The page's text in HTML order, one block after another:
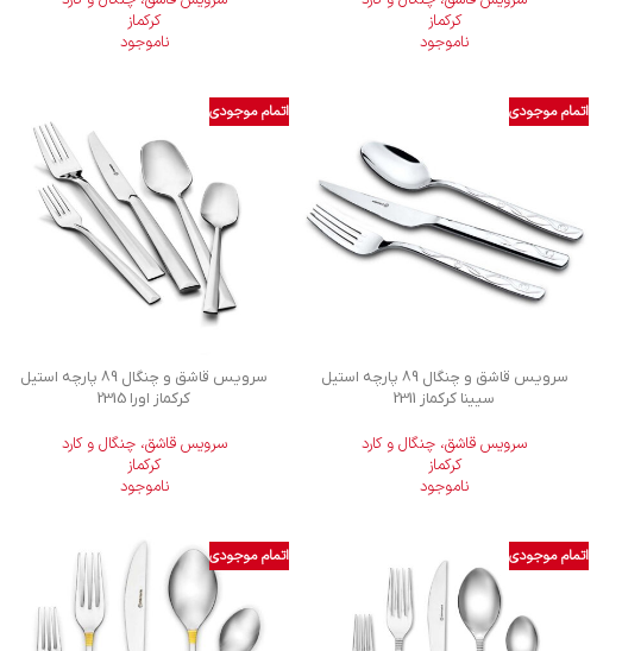
کرکماز
ناموجود
کرکماز
ناموجود
اتمام موجودی
سرویس قاشق و چنگال 89 پارچه استیل
سیینا کرکماز 2311
سرویس قاشق، چنگال و کارد
کرکماز
ناموجود
اتمام موجودی
سرویس قاشق و چنگال 89 پارچه استیل
کرکماز اورا 2315
سرویس قاشق، چنگال و کارد
کرکماز
ناموجود
اتمام موجودی اتمام موجودی